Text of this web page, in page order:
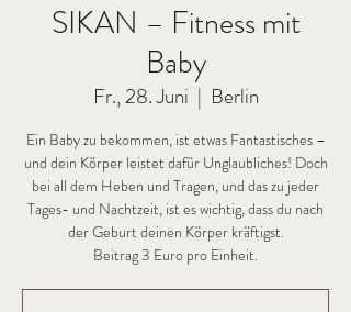
SIKAN – Fitness mit
Baby
Fr., 28. Juni
  |
Berlin
Ein Baby zu bekommen, ist etwas Fantastisches –
und dein Körper leistet dafür Unglaubliches! Doch
bei all dem Heben und Tragen, und das zu jeder
Tages- und Nachtzeit, ist es wichtig, dass du nach
der Geburt deinen Körper kräftigst.
Beitrag 3 Euro pro Einheit.